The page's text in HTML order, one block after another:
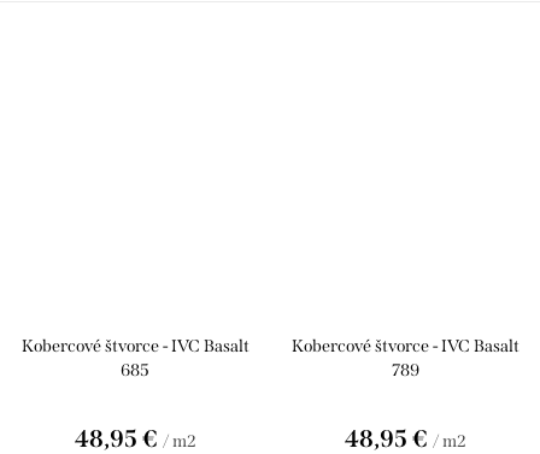
Kobercové štvorce - IVC Basalt
685
48,95 € / m2
Kobercové štvorce - IVC Basalt
789
48,95 € / m2